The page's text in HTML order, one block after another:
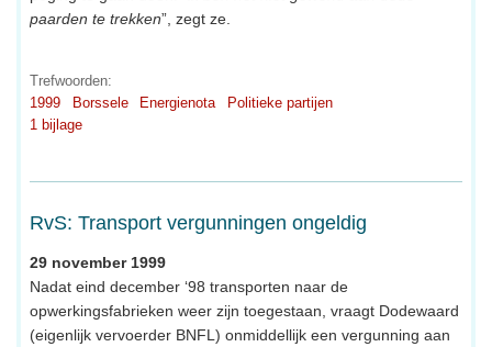
paarden te trekken”, zegt ze.
Trefwoorden:
1999
Borssele Energienota
Politieke partijen
1 bijlage
RvS: Transport vergunningen ongeldig
29 november 1999
Nadat eind december ‘98 transporten naar de
opwerkingsfabrieken weer zijn toegestaan, vraagt Dodewaard
(eigenlijk vervoerder BNFL) onmiddellijk een vergunning aan